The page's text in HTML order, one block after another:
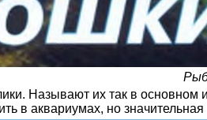
Называют их так в
в аквариумах, но